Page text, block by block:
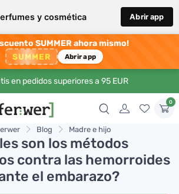
y cosmética Abrir app
SUMMER ahora mismo!
SUMMER Abrir app
en pedidos superiores a 95 EUR
0
Blog Madre e hijo
son los métodos
contra las hemorroides
el embarazo?